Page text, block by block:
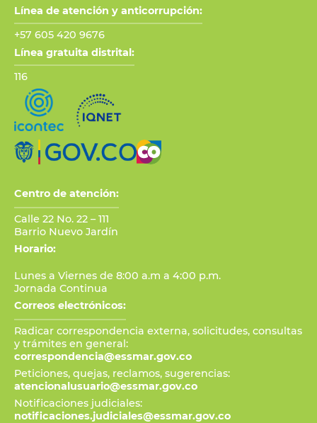
Línea de atención y anticorrupción:
+57 605 420 9676
Línea gratuita distrital:
116
Centro de atención:
Calle 22 No. 22 – 111
Barrio Nuevo Jardín
Horario:
Lunes a Viernes de 8:00 a.m a 4:00 p.m.
Jornada Continua
Correos electrónicos:
Radicar correspondencia externa, solicitudes, consultas
y trámites en general:
correspondencia@essmar.gov.co
Peticiones, quejas, reclamos, sugerencias:
atencionalusuario@essmar.gov.co
Notificaciones judiciales:
notificaciones.judiciales@essmar.gov.co